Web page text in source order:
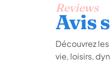
Reviews
Avis
Découvrez
vie, loisirs,